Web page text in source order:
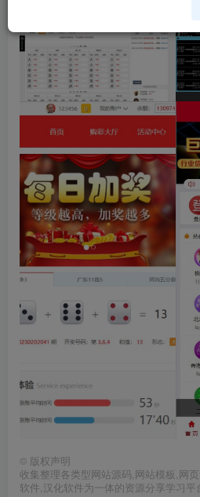
© 版权声明
收集整理各类型网站源码,网站模板,网
软件,汉化软件为一体的资源分享学习平